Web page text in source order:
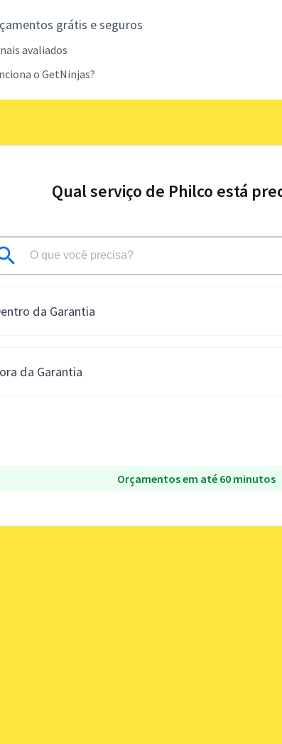
grátis e seguros
avaliados
o GetNinjas?
Qual serviço de Philco está
da Garantia
da Garantia
Orçamentos em até 60 minutos